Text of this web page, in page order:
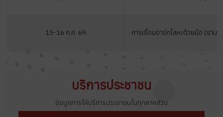
15-16 ก.ค. 69 การเชื่อมอาร์กโลหะด้วยมือ (งาน
บริการประชาชน
ข้อมูลการให้บริการประชาชนในทุกภาคส่วน